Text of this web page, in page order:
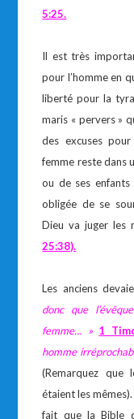
5:25.
Il est très
pour l’homme en
liberté pour la
maris « pervers »
des excuses pour
femme reste dans
ou de ses enfants
obligée de se
Dieu va juger les
25:38).
Les anciens
donc que
femme… » 1
homme
(Remarquez que
étaient les
fait que la Bible